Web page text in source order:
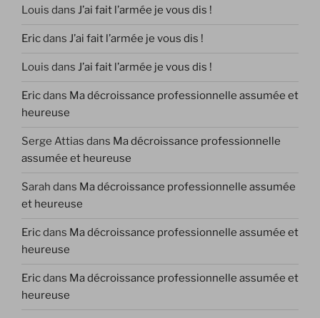
Louis dans J’ai fait l’armée je vous dis !
Ericdans J’ai fait l’armée je vous dis !
Louis dans J’ai fait l’armée je vous dis !
Ericdans Ma décroissance professionnelle assumée et
heureuse
Serge Attias dans Ma décroissance professionnelle
assumée et heureuse
Sarah dans Ma décroissance professionnelle assumée
et heureuse
Ericdans Ma décroissance professionnelle assumée et
heureuse
Ericdans Ma décroissance professionnelle assumée et
heureuse